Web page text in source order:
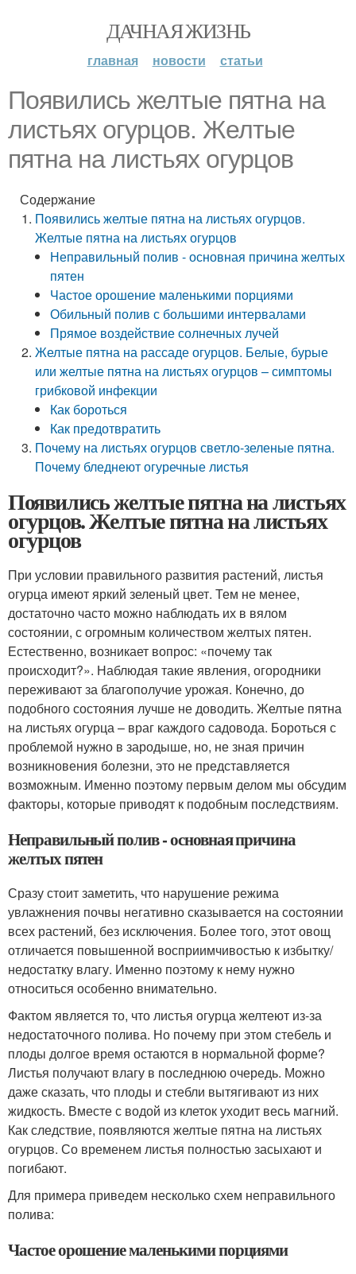
ДАЧНАЯ ЖИЗНЬ
главная новости статьи
Появились желтые пятна на
листьях огурцов. Желтые
пятна на листьях огурцов
Содержание
Появились желтые пятна на листьях огурцов.
Желтые пятна на листьях огурцов
Неправильный полив - основная причина желтых
пятен
Частое орошение маленькими порциями
Обильный полив с большими интервалами
Прямое воздействие солнечных лучей
Желтые пятна на рассаде огурцов. Белые, бурые
или желтые пятна на листьях огурцов – симптомы
грибковой инфекции
Как бороться
Как предотвратить
Почему на листьях огурцов светло-зеленые пятна.
Почему бледнеют огуречные листья
Появились желтые пятна на листьях
огурцов. Желтые пятна на листьях
огурцов
При условии правильного развития растений, листья
огурца имеют яркий зеленый цвет. Тем не менее,
достаточно часто можно наблюдать их в вялом
состоянии, с огромным количеством желтых пятен.
Естественно, возникает вопрос: «почему так
происходит?». Наблюдая такие явления, огородники
переживают за благополучие урожая. Конечно, до
подобного состояния лучше не доводить. Желтые пятна
на листьях огурца – враг каждого садовода. Бороться с
проблемой нужно в зародыше, но, не зная причин
возникновения болезни, это не представляется
возможным. Именно поэтому первым делом мы обсудим
факторы, которые приводят к подобным последствиям.
Неправильный полив - основная причина
желтых пятен
Сразу стоит заметить, что нарушение режима
увлажнения почвы негативно сказывается на состоянии
всех растений, без исключения. Более того, этот овощ
отличается повышенной восприимчивостью к избытку/
недостатку влагу. Именно поэтому к нему нужно
относиться особенно внимательно.
Фактом является то, что листья огурца желтеют из-за
недостаточного полива. Но почему при этом стебель и
плоды долгое время остаются в нормальной форме?
Листья получают влагу в последнюю очередь. Можно
даже сказать, что плоды и стебли вытягивают из них
жидкость. Вместе с водой из клеток уходит весь магний.
Как следствие, появляются желтые пятна на листьях
огурцов. Со временем листья полностью засыхают и
погибают.
Для примера приведем несколько схем неправильного
полива:
Частое орошение маленькими порциями